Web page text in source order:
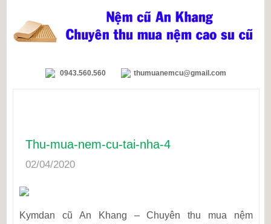
0943.560.560 thumuanemcu@gmail.com
Thu-mua-nem-cu-tai-nha-4
02/04/2020
Kymdan cũ An Khang – Chuyên thu mua nệm